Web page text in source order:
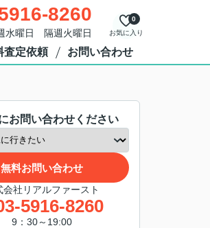
8260
水曜日 隔週火曜日 お気に入り
0
査定依頼 お問い合わせ
お問い合わせください
無料お問い合わせ
会社リアルファースト
5916-8260
9：30～19:00